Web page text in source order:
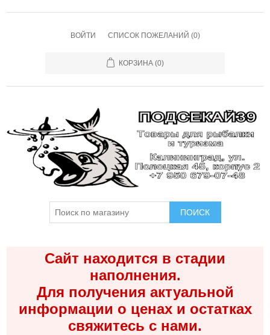
ВОЙТИ СПИСОК ПОЖЕЛАНИЙ (0)
КОРЗИНА (0)
ПОИСК
Сайт находится в стадии
наполнения.
Для получения актуальной
информации о ценах и остатках
свяжитесь с нами.